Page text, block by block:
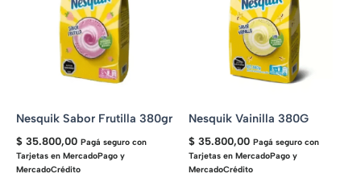
Nesquik Sabor Frutilla 380gr
$ 35.800,00 Pagá seguro con
Tarjetas en MercadoPago y
MercadoCrédito
Nesquik Vainilla 380G
$ 35.800,00 Pagá seguro con
Tarjetas en MercadoPago y
MercadoCrédito